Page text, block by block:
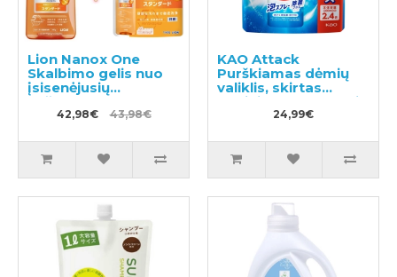
Lion Nanox One
Skalbimo gelis nuo
įsisenėjusių
nešvarumų 380g +
užpildas 1160g
42,98€ 43,98€
KAO Attack
Purškiamas dėmių
valiklis, skirtas
audiniams apdoroti
prieš skalbimą
24,99€